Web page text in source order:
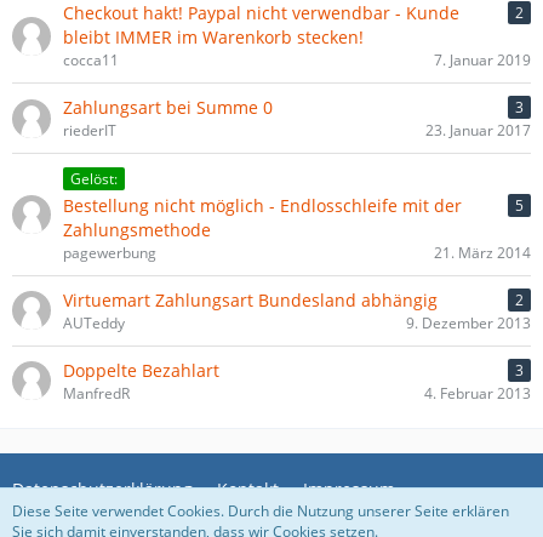
Checkout hakt! Paypal nicht verwendbar - Kunde
bleibt IMMER im Warenkorb stecken!
2
cocca11 7. Januar 2019
Zahlungsart bei Summe 0
3
riederIT
23. Januar 2017
Gelöst:
Bestellung nicht möglich - Endlosschleife mit der
Zahlungsmethode
5
pagewerbung 21. März 2014
Virtuemart Zahlungsart Bundesland abhängig
2
AUTeddy
9. Dezember 2013
Doppelte Bezahlart
3
ManfredR
4. Februar 2013
Datenschutzerklärung Kontakt Impressum
Diese Seite verwendet Cookies. Durch die Nutzung unserer Seite erklären
Sie sich damit einverstanden, dass wir Cookies setzen.